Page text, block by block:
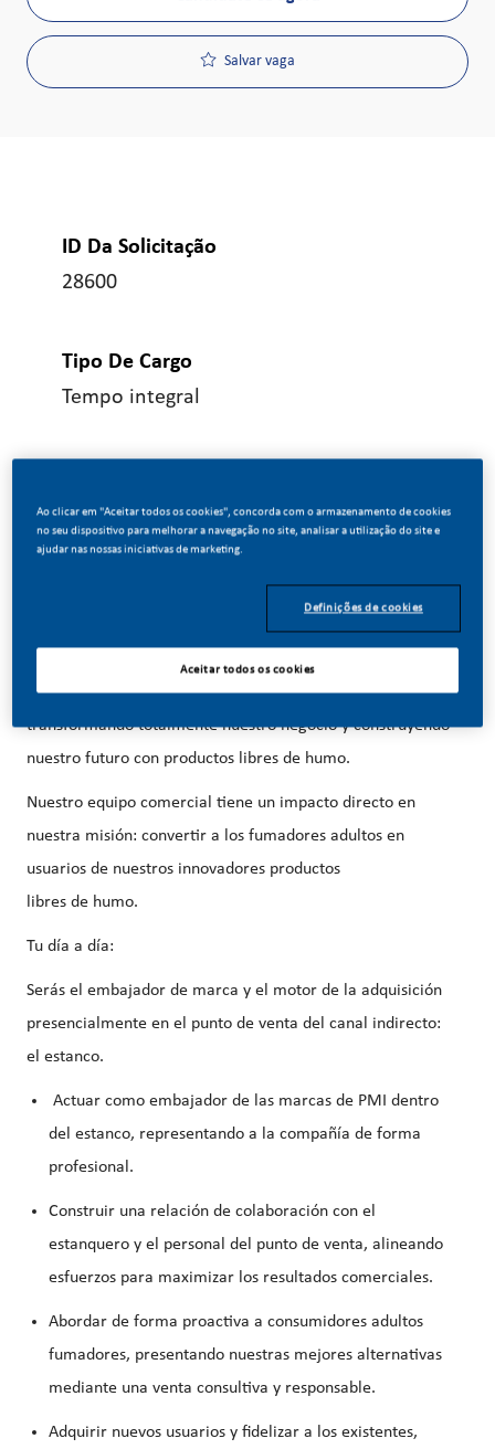
Salvar vaga
ID Da Solicitação
28600
Tipo De Cargo
Tempo integral
06/03/2026
Forma parte de un cambio revolucionario...
En PMI, hemos elegido hacer algo increíble. Estamos
transformando totalmente nuestro negocio y construyendo
nuestro futuro con productos libres de humo.
Nuestro equipo comercial tiene un impacto directo en
nuestra misión: convertir a los fumadores adultos en
usuarios de nuestros innovadores productos
libres de humo.
Tu día a día:
Serás el embajador de marca y el motor de la adquisición
presencialmente en el punto de venta del canal indirecto:
el estanco.
Actuar como embajador de las marcas de PMI dentro
del estanco, representando a la compañía de forma
profesional.
Construir una relación de colaboración con el
estanquero y el personal del punto de venta, alineando
esfuerzos para maximizar los resultados comerciales.
Abordar de forma proactiva a consumidores adultos
fumadores, presentando nuestras mejores alternativas
mediante una venta consultiva y responsable.
Adquirir nuevos usuarios y fidelizar a los existentes,
Ao clicar em "Aceitar todos os cookies", concorda com o armazenamento de cookies
no seu dispositivo para melhorar a navegação no site, analisar a utilização do site e
ajudar nas nossas iniciativas de marketing.
Definições de cookies
Aceitar todos os cookies